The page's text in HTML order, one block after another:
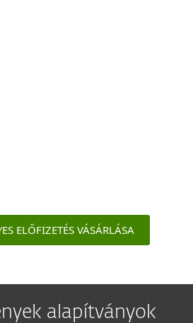
ELŐFIZETÉS VÁSÁRLÁSA
alapítványok